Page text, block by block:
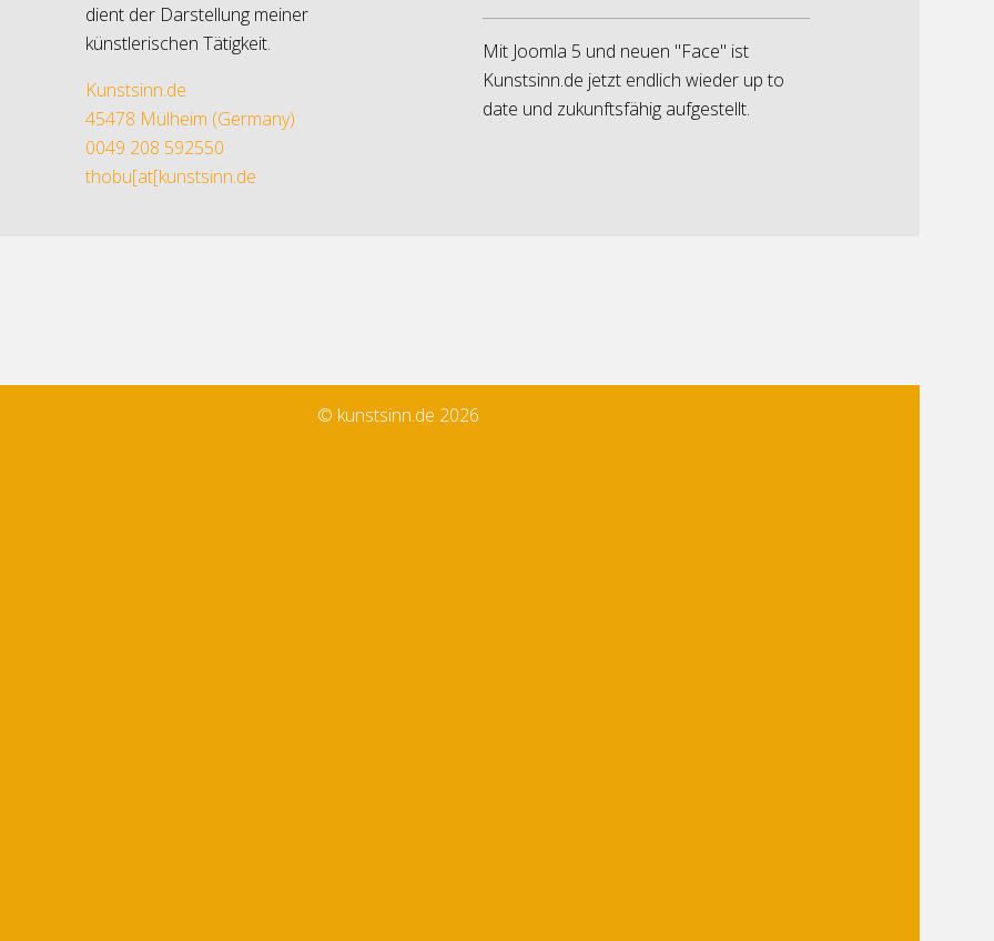
dient der Darstellung meiner
künstlerischen Tätigkeit.
Kunstsinn.de
45478 Mülheim (Germany)
0049 208 592550
thobu[at[kunstsinn.de
Mit Joomla 5 und neuen "Face" ist
Kunstsinn.de jetzt endlich wieder up to
date und zukunftsfähig aufgestellt.
© kunstsinn.de 2026